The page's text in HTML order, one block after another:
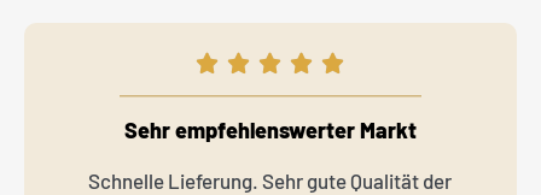
Sehr empfehlenswerter Markt
Schnelle Lieferung. Sehr gute Qualität der